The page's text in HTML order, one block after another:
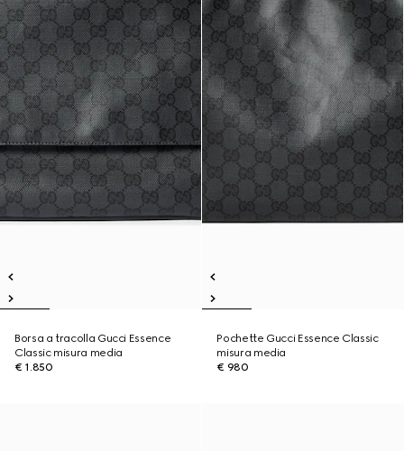
Borsa a tracolla Gucci Essence
Classic misura media
€ 1.850
Pochette Gucci Essence Classic
misura media
€ 980